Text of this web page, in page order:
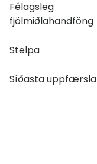
Félagsleg
fjölmiðlahandföng
Stelpa
Síðasta uppfærsla